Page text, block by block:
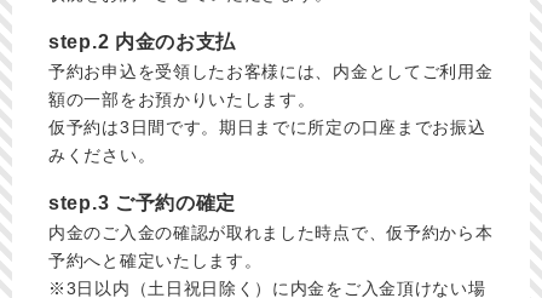
step.2 内金のお支払
予約お申込を受領したお客様には、内金としてご利用金
額の一部をお預かりいたします。
仮予約は3日間です。期日までに所定の口座までお振込
みください。
step.3 ご予約の確定
内金のご入金の確認が取れました時点で、仮予約から本
予約へと確定いたします。
※3日以内（土日祝日除く）に内金をご入金頂けない場